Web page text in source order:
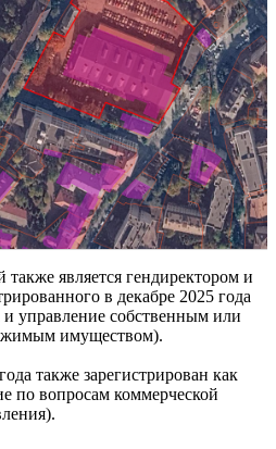
является гендиректором и
в декабре 2025 года
собственным или
имуществом).
также зарегистрирован как
по вопросам коммерческой